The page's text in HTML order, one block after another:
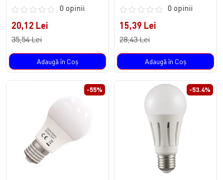
0 opinii
20,12 Lei
35,54 Lei
Adaugă în Coş
0 opinii
15,39 Lei
28,43 Lei
Adaugă în Coş
-55% -53.4%